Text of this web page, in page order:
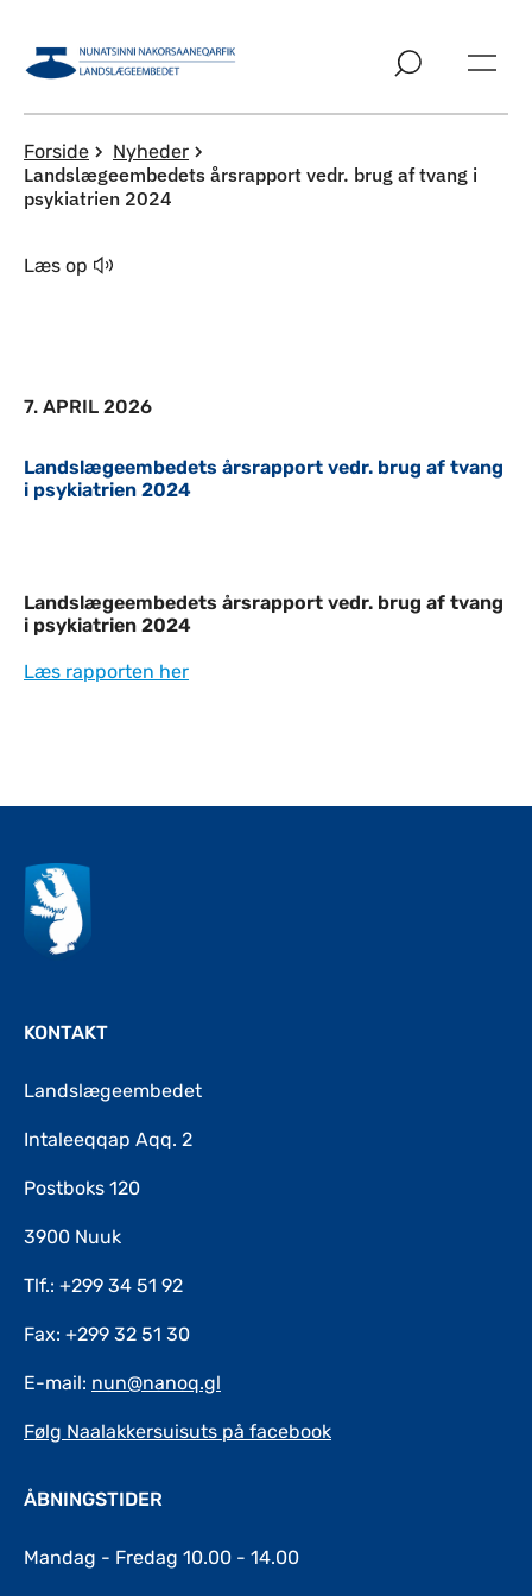
Forside Nyheder
Landslægeembedets årsrapport vedr. brug af tvang i
psykiatrien 2024
Læs op
7. APRIL 2026
Landslægeembedets årsrapport vedr. brug af tvang
i psykiatrien 2024
Indhold
Landslægeembedets årsrapport vedr. brug af tvang
i psykiatrien 2024
Læs rapporten her
KONTAKT
Landslægeembedet
Intaleeqqap Aqq. 2
Postboks 120
3900 Nuuk
Tlf.: +299 34 51 92
Fax: +299 32 51 30
E-mail: nun@nanoq.gl
Følg Naalakkersuisuts på facebook
ÅBNINGSTIDER
Mandag - Fredag 10.00 - 14.00